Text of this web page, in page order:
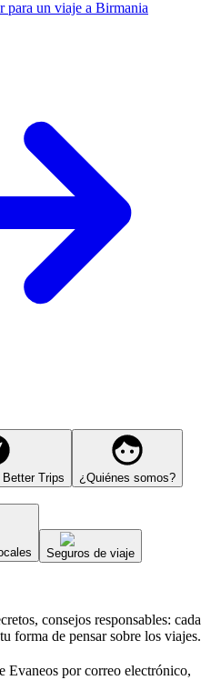
para un viaje a Birmania
Trips ¿Quiénes somos?
Seguros de viaje
consejos responsables: cada
forma de pensar sobre los viajes.
Evaneos por correo electrónico,